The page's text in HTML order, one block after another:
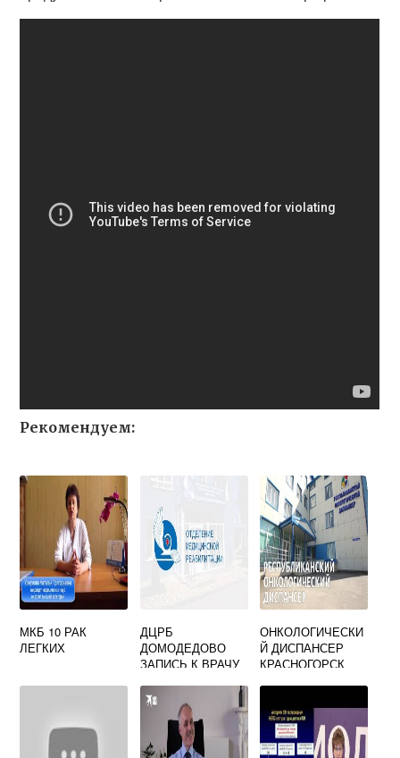
Рекомендуем:
МКБ 10 РАК
ЛЕГКИХ
ДЦРБ
ДОМОДЕДОВО
ЗАПИСЬ К ВРАЧУ
ОНКОЛОГИЧЕСКИ
Й ДИСПАНСЕР
КРАСНОГОРСК